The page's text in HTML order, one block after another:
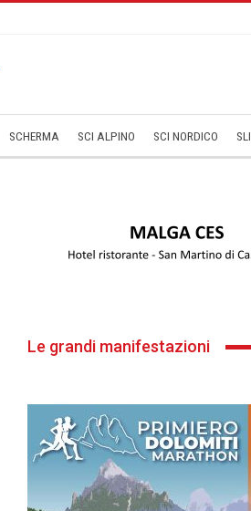
SCHERMA SCI ALPINO SCI NORDICO
Le grandi manifestazioni